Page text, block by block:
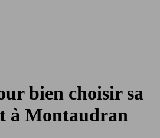
bien choisir sa
à Montaudran